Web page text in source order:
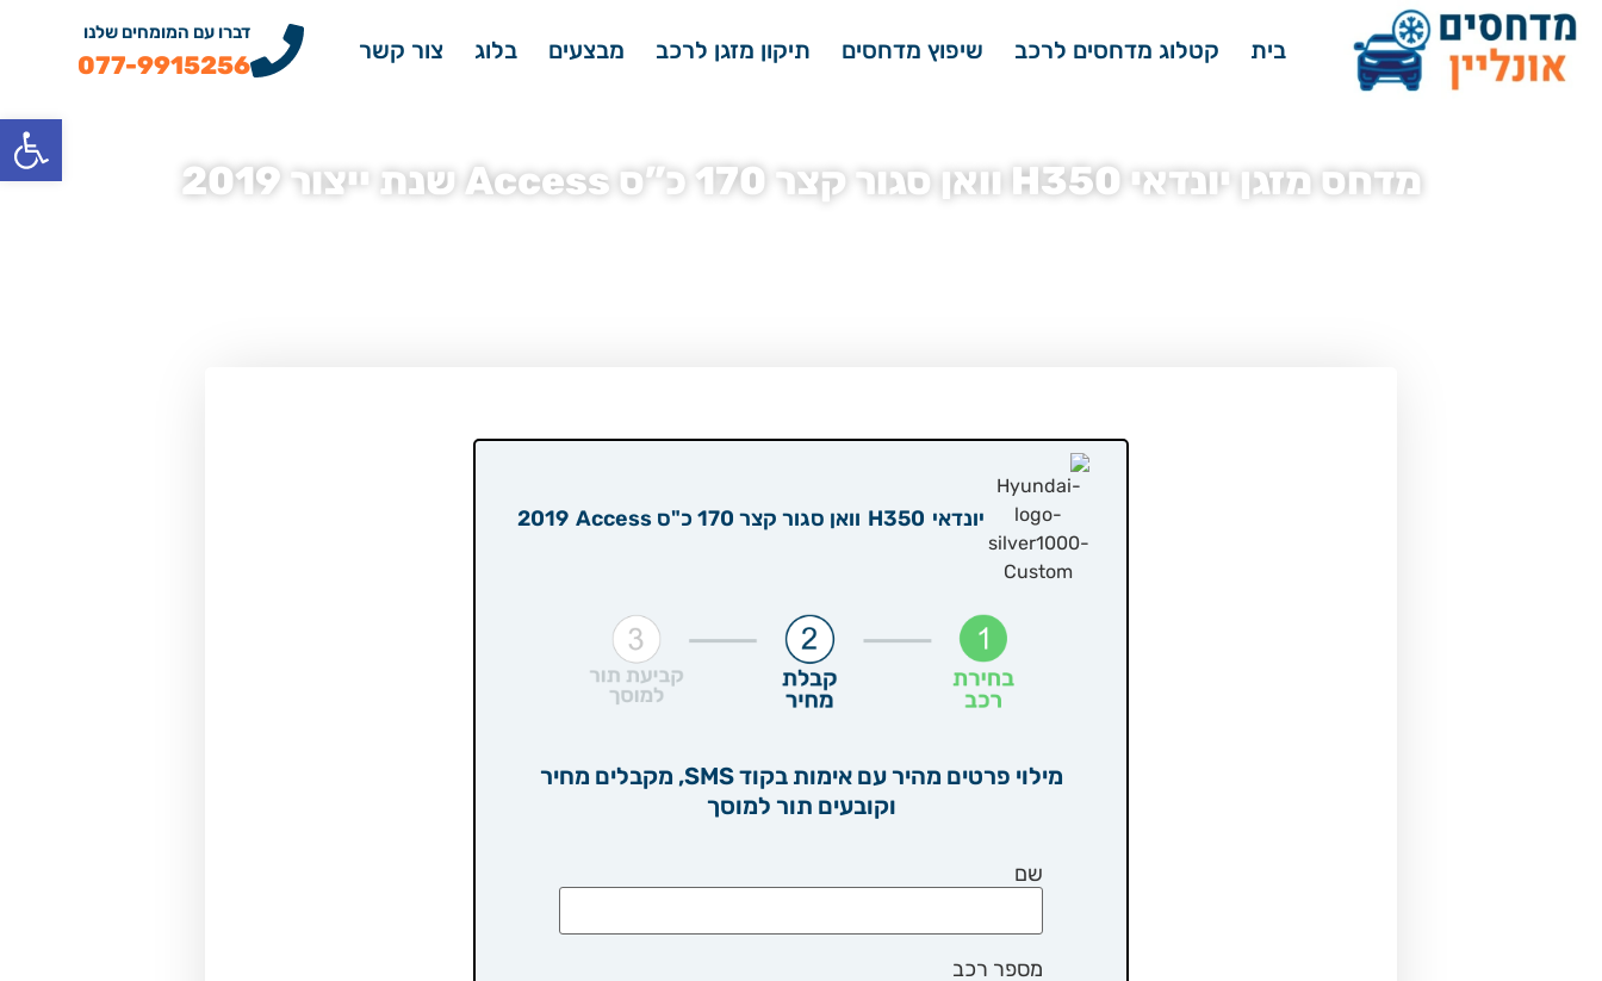
בית קטלוג מדחסים לרכב שיפוץ מדחסים תיקון מזגן לרכב מבצעים בלוג צור קשר
דברו עם המומחים שלנו
077-9915256
מדחס מזגן יונדאי H350 וואן סגור קצר 170 כ”ס Access שנת ייצור 2019
יונדאי H350 וואן סגור קצר 170 כ"ס Access 2019
מילוי פרטים מהיר עם אימות בקוד SMS, מקבלים מחיר
וקובעים תור למוסך
שם
מספר רכב